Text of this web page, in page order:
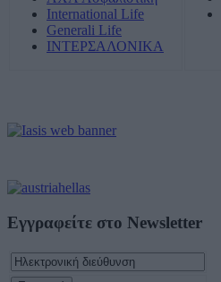
International Life
Generali Life
ΙΝΤΕΡΣΑΛΟΝΙΚΑ
Εγγραφείτε στο Newsletter